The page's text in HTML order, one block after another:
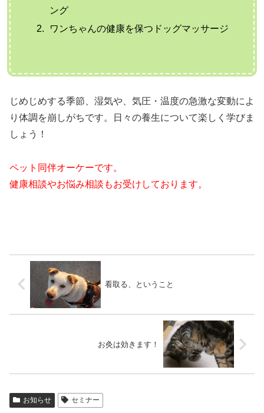
ング
ワンちゃんの健康を保つドッグマッサージ
じめじめする季節、湿気や、気圧・温度の急激な変動によ
り体調を崩しがちです。日々の養生について楽しく学びま
しょう！
ペット同伴オーケーです。
健康相談やお悩み相談もお受けしております。
看取る、ということ
お灸は効きます！
お知らせ セミナー